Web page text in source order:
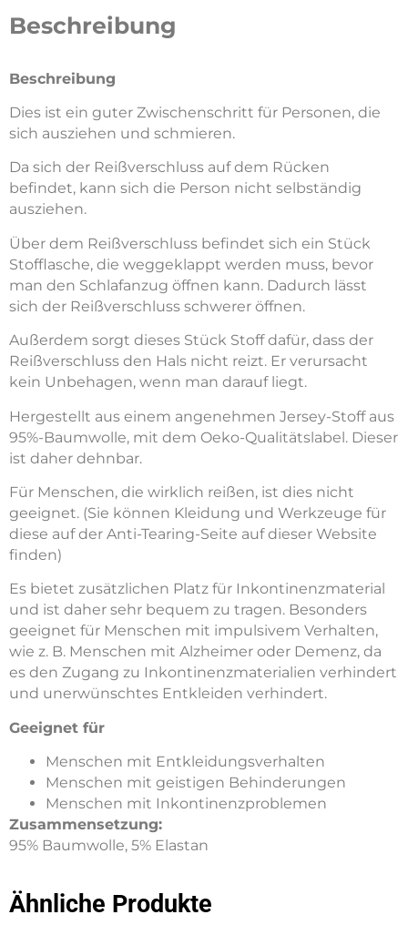
Beschreibung
Beschreibung
Dies ist ein guter Zwischenschritt für Personen, die
sich ausziehen und schmieren.
Da sich der Reißverschluss auf dem Rücken
befindet, kann sich die Person nicht selbständig
ausziehen.
Über dem Reißverschluss befindet sich ein Stück
Stofflasche, die weggeklappt werden muss, bevor
man den Schlafanzug öffnen kann. Dadurch lässt
sich der Reißverschluss schwerer öffnen.
Außerdem sorgt dieses Stück Stoff dafür, dass der
Reißverschluss den Hals nicht reizt. Er verursacht
kein Unbehagen, wenn man darauf liegt.
Hergestellt aus einem angenehmen Jersey-Stoff aus
95%-Baumwolle, mit dem Oeko-Qualitätslabel. Dieser
ist daher dehnbar.
Für Menschen, die wirklich reißen, ist dies nicht
geeignet. (Sie können Kleidung und Werkzeuge für
diese auf der Anti-Tearing-Seite auf dieser Website
finden)
Es bietet zusätzlichen Platz für Inkontinenzmaterial
und ist daher sehr bequem zu tragen. Besonders
geeignet für Menschen mit impulsivem Verhalten,
wie z. B. Menschen mit Alzheimer oder Demenz, da
es den Zugang zu Inkontinenzmaterialien verhindert
und unerwünschtes Entkleiden verhindert.
Geeignet für
Menschen mit Entkleidungsverhalten
Menschen mit geistigen Behinderungen
Menschen mit Inkontinenzproblemen
Zusammensetzung:
95% Baumwolle, 5% Elastan
Ähnliche Produkte